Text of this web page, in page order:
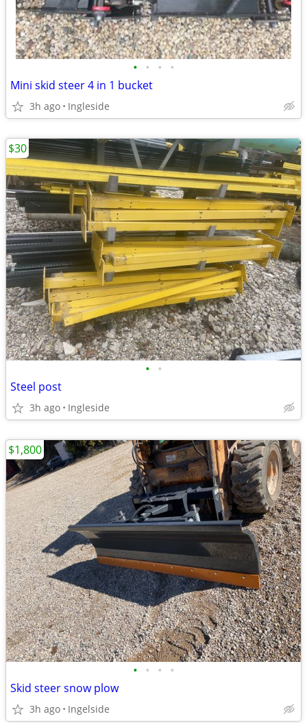
• • • •
Mini skid steer 4 in 1 bucket
3h ago Ingleside
• •
Steel post
3h ago Ingleside
$30
• • • •
Skid steer snow plow
3h ago Ingelside
$1,800